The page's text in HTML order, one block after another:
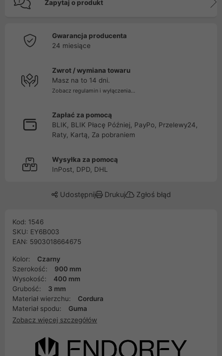
Zapytaj o produkt
Gwarancja producenta
24 miesiące
Zwrot / wymiana towaru
Masz na to 14 dni.
Zobacz regulamin i wyłączenia...
Zapłać za pomocą
BLIK, BLIK Płacę Później, PayPo, Przelewy24,
Raty, Kartą, Za pobraniem
Wysyłka za pomocą
InPost, DPD, DHL
Udostępnij Drukuj Zgłoś błąd
Kod: 1546
SKU: EY6B003
EAN: 5903018664675
Kolor:
Czarny
Szerokość:
900 mm
Wysokość:
400 mm
Grubość:
3 mm
Materiał wierzchu:
Cordura
Materiał spodu:
Guma
Zobacz więcej szczegółów